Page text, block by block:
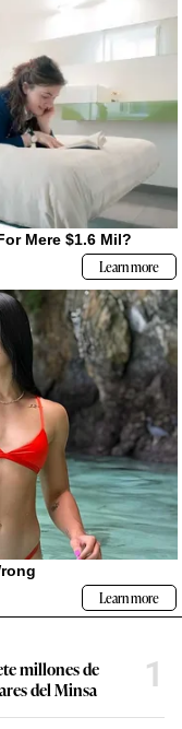
millones de
del Minsa
1